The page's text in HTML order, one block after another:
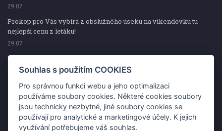
29.07
Prokop pro Vás vybírá z obslužného úseku na víkendovku tu
nejlepší cenu z letáku!
29.07
Prokop pro Vás vybírá z obslužného úseku na víkendovku tu
nejlepší cenu z letáku!
Kup špekáčky od Váhaly a vyhraj s naCOOPkou sekerku Fiskars
29.07
Prokop pro Vás vybírá na víkendovku ty nejlepší ceny z letáku!
Souhlas s použitím COOKIES
Pro správnou funkci webu a jeho optimalizaci
používáme soubory cookies. Některé cookies soubory
jsou technicky nezbytné, jiné soubory cookies se
používají pro analytické a marketingové účely. K jejich
využívání potřebujeme váš souhlas.